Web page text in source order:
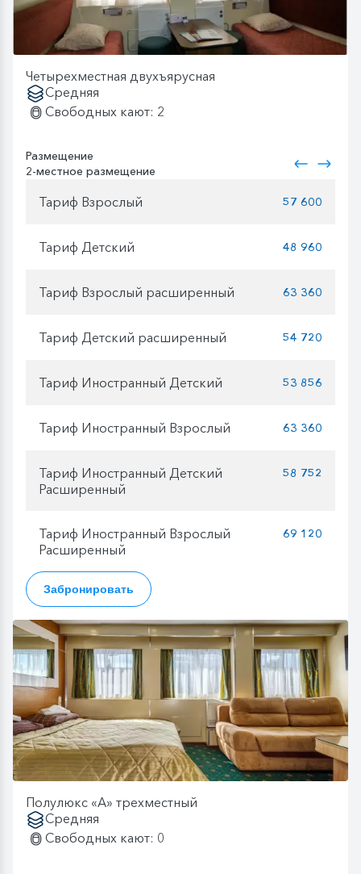
Четырехместная двухъярусная
Средняя
Свободных кают: 2
Размещение
2-местное размещение
Тариф Взрослый 57 600
Тариф Детский 48 960
Тариф Взрослый расширенный 63 360
Тариф Детский расширенный 54 720
Тариф Иностранный Детский 53 856
Тариф Иностранный Взрослый 63 360
Тариф Иностранный Детский
Расширенный
58 752
Тариф Иностранный Взрослый
Расширенный
69 120
Забронировать
Полулюкс «А» трехместный
Средняя
Свободных кают: 0